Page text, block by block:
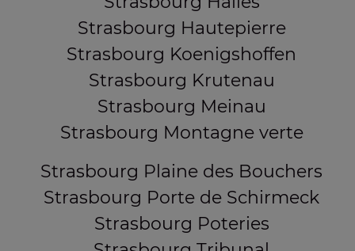
Strasbourg Hautepierre
Strasbourg Koenigshoffen
Strasbourg Krutenau
Strasbourg Meinau
Strasbourg Montagne verte
Strasbourg Plaine des Bouchers
Strasbourg Porte de Schirmeck
Strasbourg Poteries